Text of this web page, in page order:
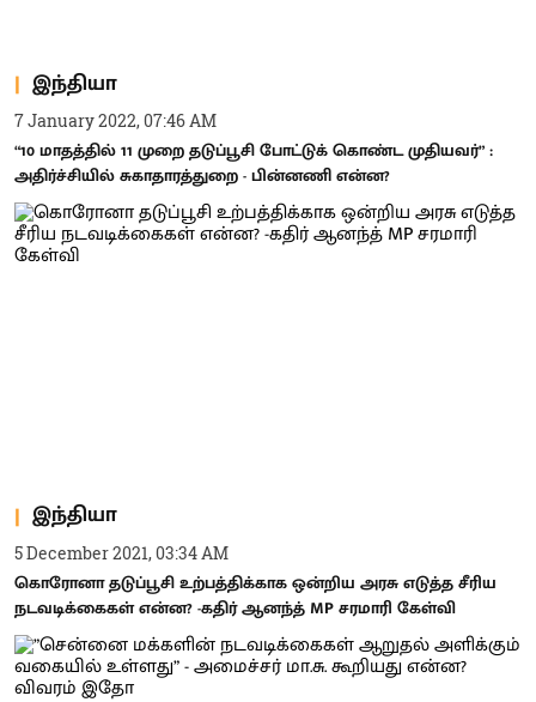
இந்தியா
7 January 2022, 07:46 AM
“10 மாதத்தில் 11 முறை தடுப்பூசி போட்டுக் கொண்ட முதியவர்” :
அதிர்ச்சியில் சுகாதாரத்துறை - பின்னணி என்ன?
இந்தியா
5 December 2021, 03:34 AM
கொரோனா தடுப்பூசி உற்பத்திக்காக ஒன்றிய அரசு எடுத்த சீரிய
நடவடிக்கைகள் என்ன? -கதிர் ஆனந்த் MP சரமாரி கேள்வி